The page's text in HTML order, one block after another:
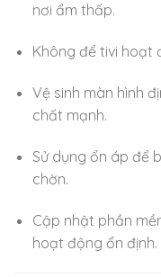
nơi ẩm thấp.
Không để tivi hoạt
Vệ sinh màn hình
chất mạnh.
Sử dụng ổn áp để
chờn.
Cập nhật phần
hoạt động ổn định.